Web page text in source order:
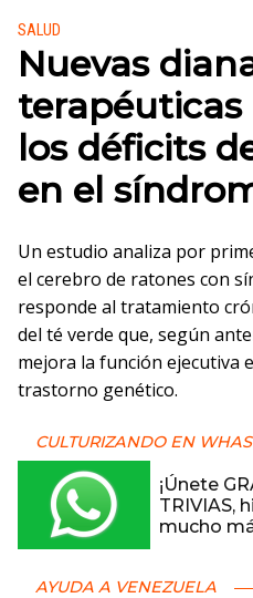
Publicado en:
SALUD
Nuevas
los déficits
en el
Un estudio analiza por
el cerebro de ratones con
responde al tratamiento
del té verde que, según
mejora la función ejecutiva
trastorno genético.
CULTURIZANDO EN
¡Únete
TRIVIAS,
mucho
AYUDA A VENEZUELA